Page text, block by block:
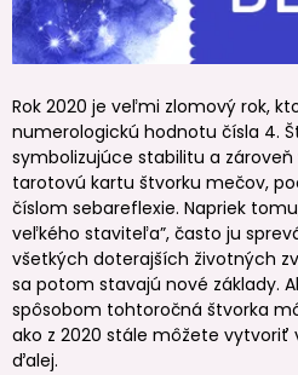
Rok 2020 je veľmi zlomový rok,
numerologickú hodnotu čísla 4.
symbolizujúce stabilitu a
tarotovú kartu štvorku mečov,
číslom sebareflexie. Napriek
veľkého staviteľa”, často ju
všetkých doterajších životných
sa potom stavajú nové základy.
spôsobom tohtoročná štvorka
ako z 2020 stále môžete vytvoriť
ďalej.